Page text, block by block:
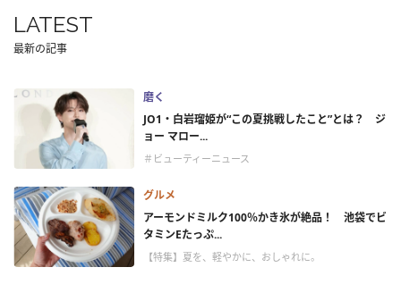
LATEST
最新の記事
磨く
JO1・白岩瑠姫が“この夏挑戦したこと”とは？ ジ
ョー マロー...
＃ビューティーニュース
グルメ
アーモンドミルク100％かき氷が絶品！ 池袋でビ
タミンEたっぷ...
【特集】夏を、軽やかに、おしゃれに。